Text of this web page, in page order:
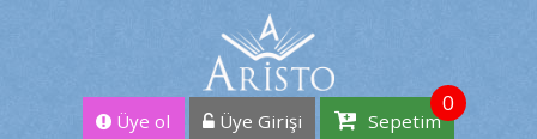
Üye ol Üye Girişi Sepetim
0